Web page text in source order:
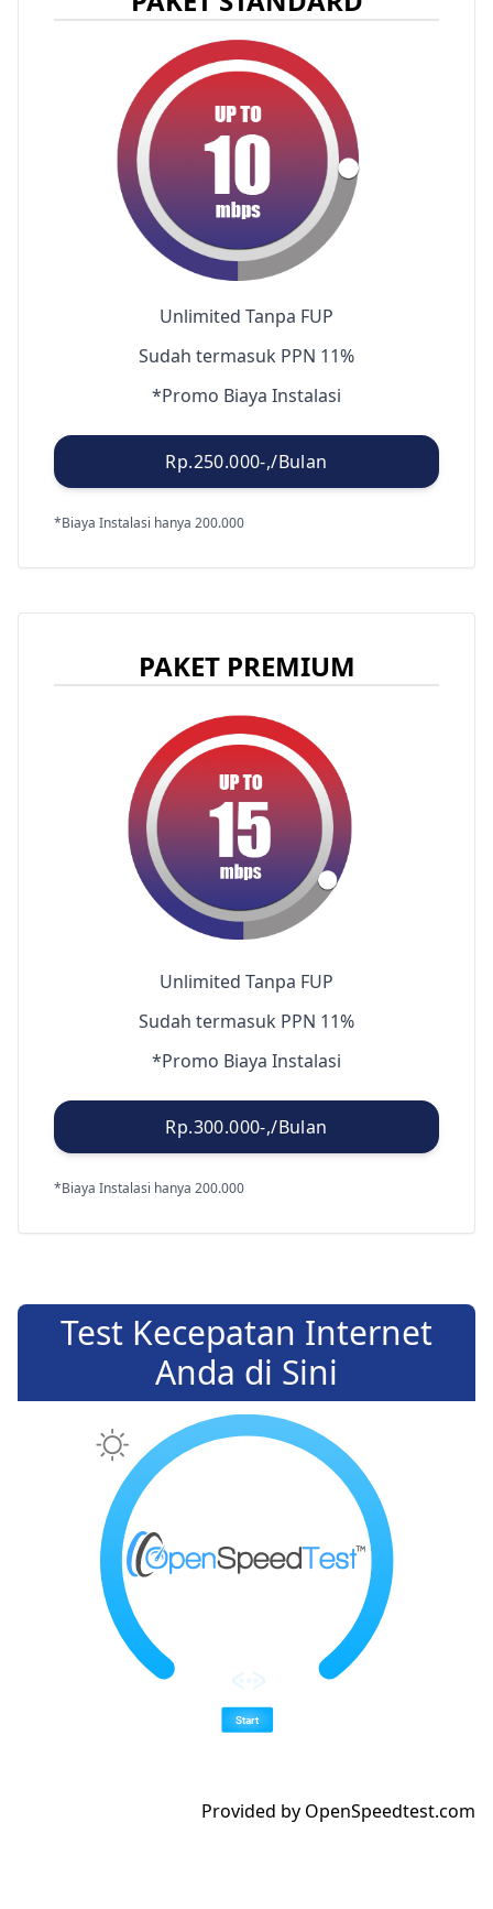
Unlimited Tanpa FUP
Sudah termasuk PPN 11%
*Promo Biaya Instalasi
Rp.250.000-,/Bulan
*Biaya Instalasi hanya 200.000
PAKET PREMIUM
Unlimited Tanpa FUP
Sudah termasuk PPN 11%
*Promo Biaya Instalasi
Rp.300.000-,/Bulan
*Biaya Instalasi hanya 200.000
Test Kecepatan Internet
Anda di Sini
Provided by OpenSpeedtest.com